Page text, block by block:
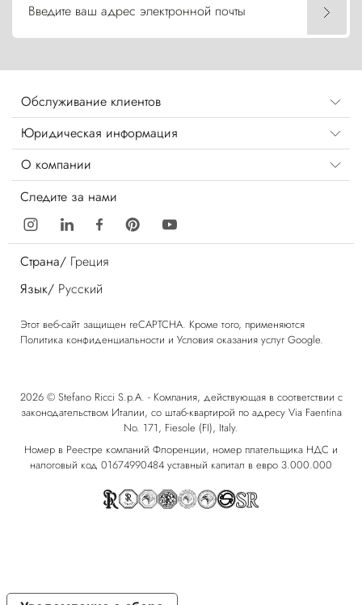
Введите ваш адрес электронной почты
Обслуживание клиентов
Юридическая информация
О компании
Следите за нами
Страна/ Греция
Язык/ Русский
Этот веб-сайт защищен reCAPTCHA. Кроме того, применяются
Политика конфиденциальности и Условия оказания услуг Google.
2026 © Stefano Ricci S.p.A. - Компания, действующая в соответствии с
законодательством Италии, со штаб-квартирой по адресу Via Faentina
No. 171, Fiesole (FI), Italy.
Номер в Реестре компаний Флоренции, номер плательщика НДС и
налоговый код 01674990484 уставный капитал в евро 3.000.000